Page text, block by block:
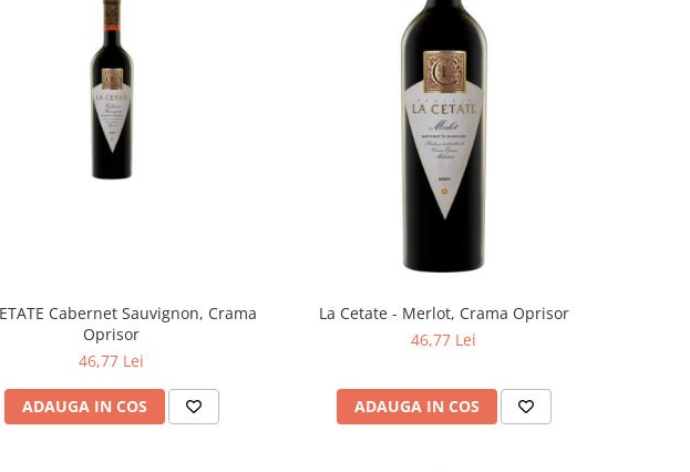
Cabernet Sauvignon, Crama
Oprisor
46,77 Lei
ADAUGA IN COS
La Cetate - Merlot, Crama Oprisor
46,77 Lei
ADAUGA IN COS